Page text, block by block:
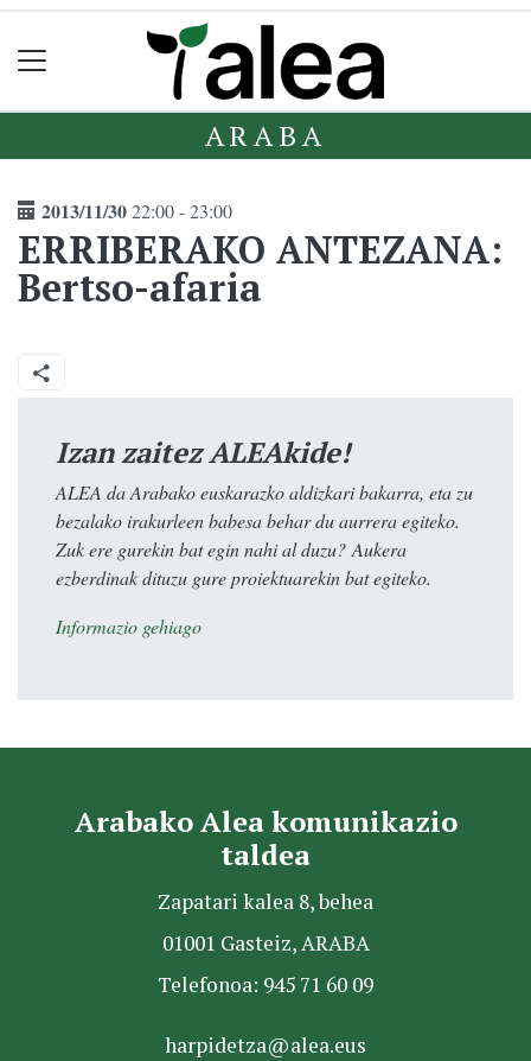
ARABA
2013/11/3022:00 - 23:00
ERRIBERAKO ANTEZANA:
Bertso-afaria
Izan zaitez ALEAkide!
ALEA da Arabako euskarazko aldizkari bakarra, eta zu
bezalako irakurleen babesa behar du aurrera egiteko.
Zuk ere gurekin bat egin nahi al duzu? Aukera
ezberdinak dituzu gure proiektuarekin bat egiteko.
Informazio gehiago
Arabako Alea komunikazio
taldea
Zapatari kalea 8, behea
01001 Gasteiz, ARABA
Telefonoa: 945 71 60 09
harpidetza@alea.eus